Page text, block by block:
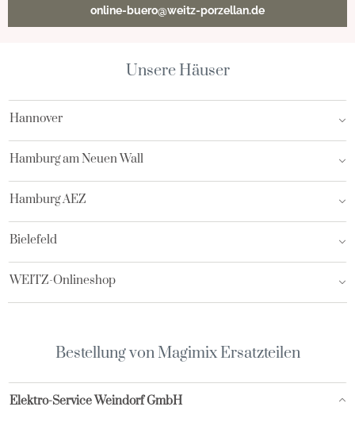
online-buero@weitz-porzellan.de
Unsere Häuser
Hannover
Hamburg am Neuen Wall
Hamburg AEZ
Bielefeld
WEITZ-Onlineshop
Bestellung von Magimix Ersatzteilen
Elektro-Service Weindorf GmbH